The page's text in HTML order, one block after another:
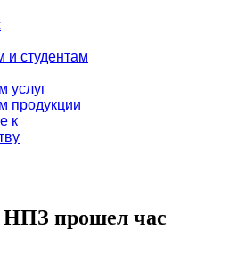
и студентам
услуг
продукции
к
прошел час